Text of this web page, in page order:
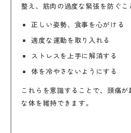
整え、筋肉の過度な緊張を防ぐこ
正しい姿勢、食事を心がける
適度な運動を取り入れる
ストレスを上手に解消する
体を冷やさないようにする
これらを意識することで、頭痛
な体を維持できます。